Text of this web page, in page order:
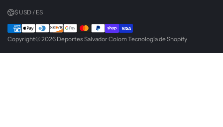
$ USD / ES
Copyright© 2026 Deportes Salvador Colom Tecnología de Shopify